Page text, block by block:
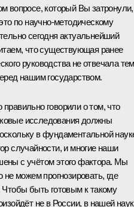
вопросе, который Вы затронули,
по научно-методическому
сегодня актуальнейший
что существующая ранее
руководства не отвечала тем
нашим государством.
говорили о том, что
исследования должны
в фундаментальной
случайности, и многие наши
с учётом этого фактора. Мы
можем прогнозировать, где
Чтобы быть готовым к такому
не в России, в нашей